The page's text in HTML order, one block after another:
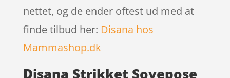
nettet, og de ender oftest ud med at
finde tilbud her: Disana hos
Mammashop.dk
Disana Strikket Sovepose